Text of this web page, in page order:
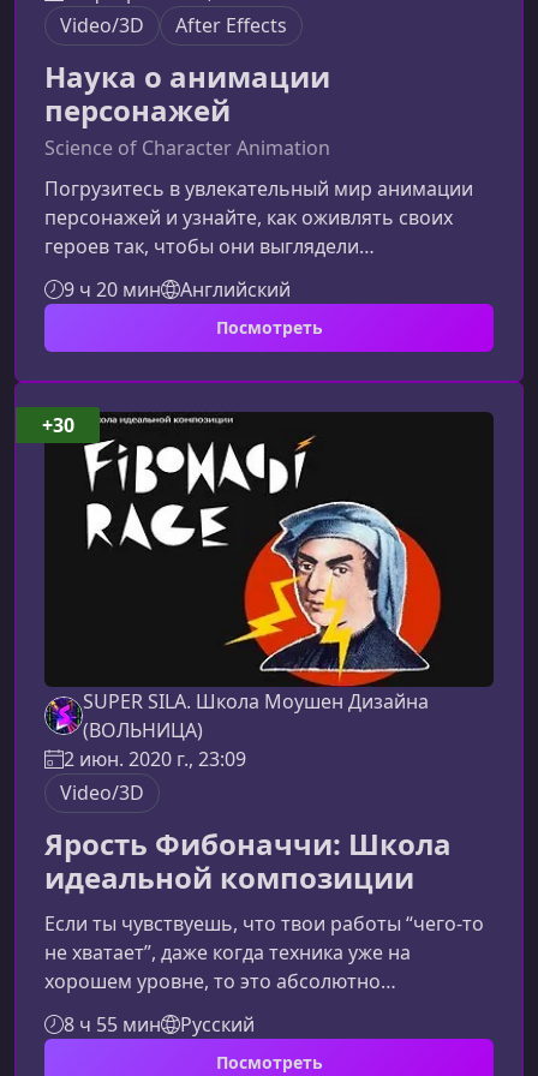
Video/3D
After Effects
Наука о анимации
персонажей
Science of Character Animation
Погрузитесь в увлекательный мир анимации
персонажей и узнайте, как оживлять своих
героев так, чтобы они выглядели
выразительно, естественно и
профессионально. Этот курс поможет вам
системно освоить анимацию, избежать
живости движений.О курсе«Наука о анимации
персонажей» — это практический курс,
созданный для всех, кто хочет не просто
двигать слои в After Effects, а по-настоящему
понимать, как работает аним
9 ч 20 мин Английский
Посмотреть
SUPER SILA. Школа Моушен Дизайна
(ВОЛЬНИЦА)
2 июн. 2020 г., 23:09
Video/3D
Ярость Фибоначчи: Школа
идеальной композиции
Если ты чувствуешь, что твои работы “чего‑то
не хватает”, даже когда техника уже на
хорошем уровне, то это абсолютно
нормальный этап развития. Композиция,
ритм, цвет и гармония — именно те элементы,
которые отличают хорошие проекты от
8 ч 55 мин Русский
Посмотреть
+30